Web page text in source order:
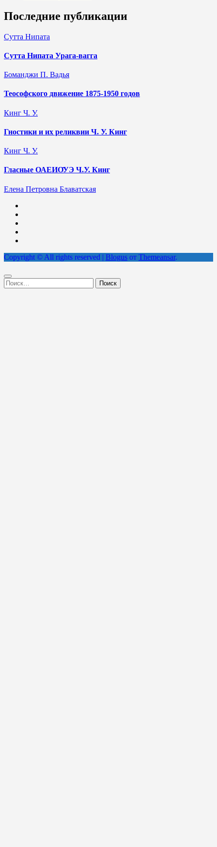
Последние публикации
Сутта Нипата
Сутта Нипата Урага-вагга
Боманджи П. Вадья
Теософского движение 1875-1950 годов
Кинг Ч. У.
Гностики и их реликвии Ч. У. Кинг
Кинг Ч. У.
Гласные ОАЕИО̄УЭ Ч.У. Кинг
Елена Петровна Блаватская
Copyright © All rights reserved | Blogus от Themeansar.
Найти: